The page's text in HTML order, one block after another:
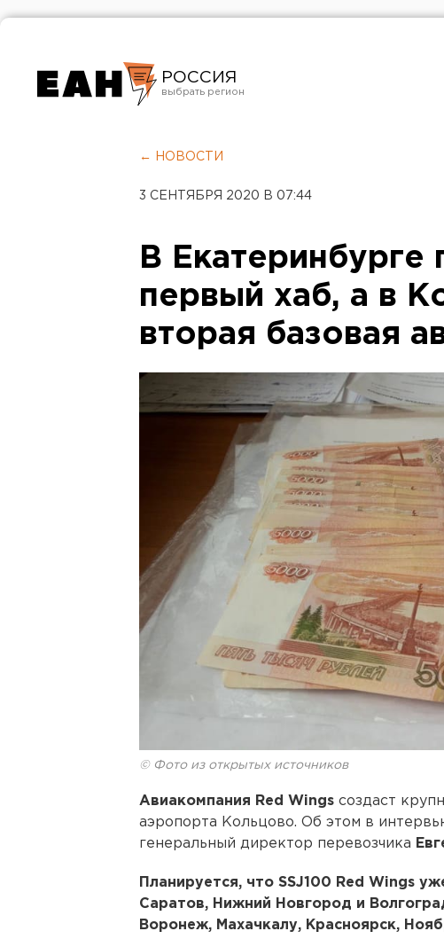
РОССИЯ
Челябинск
← НОВОСТИ
3 СЕНТЯБРЯ 2020 В 07:44
В Екатеринбурге
первый хаб, а в
вторая базовая
© Фото из открытых источников
Авиакомпания Red Wings создаст
аэропорта Кольцово. Об этом в
генеральный директор перевозчика
Планируется, что SSJ100 Red Wings
Саратов, Нижний Новгород и
Воронеж, Махачкалу, Красноярск,